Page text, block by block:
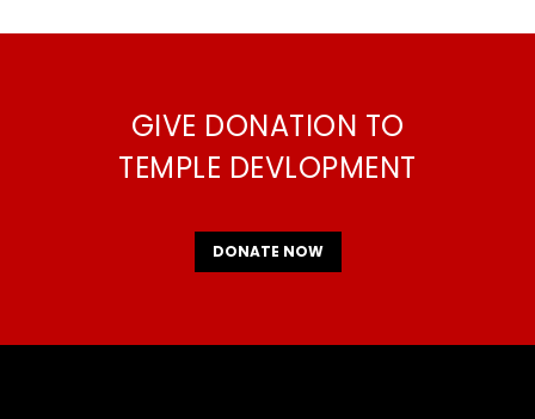
GIVE DONATION TO
TEMPLE DEVLOPMENT
DONATE NOW